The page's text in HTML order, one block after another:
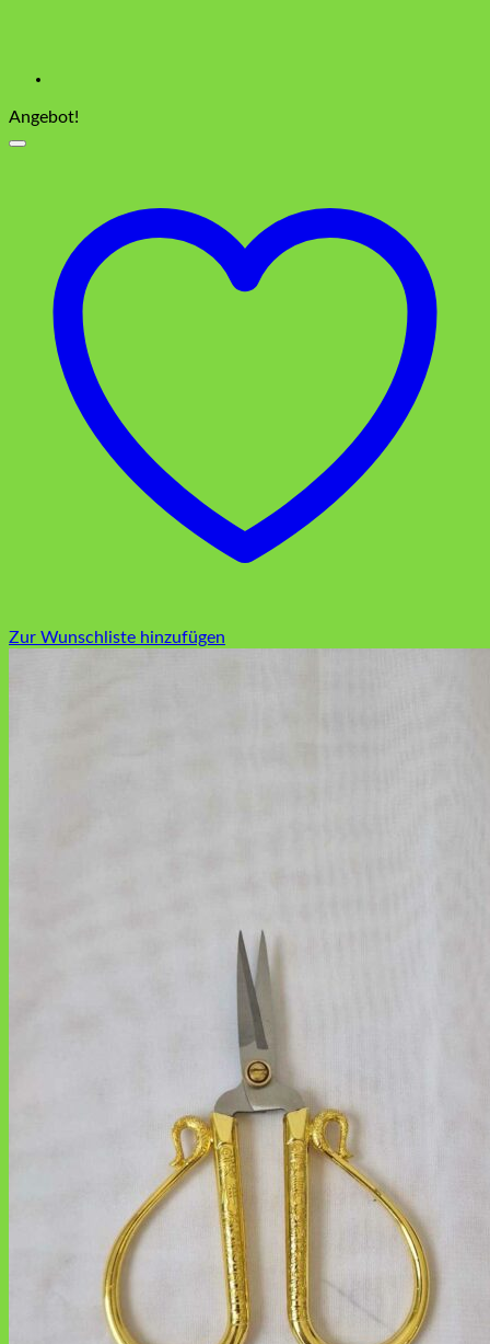
Angebot!
Zur Wunschliste hinzufügen